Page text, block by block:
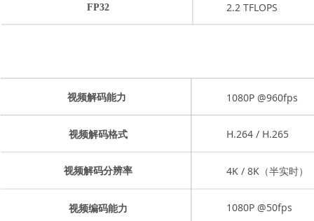
FP32 2.2 TFLOPS
视频解码能力 1080P @960fps
视频解码格式 H.264 / H.265
视频解码分辨率 4K / 8K（半实时）
视频编码能力 1080P @50fps